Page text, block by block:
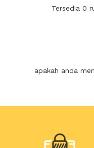
Tersedia 0
apakah anda